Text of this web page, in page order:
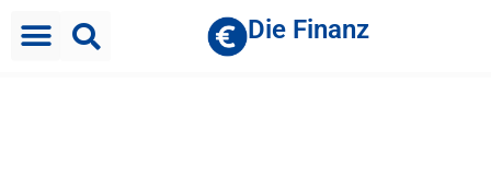
Die Finanz